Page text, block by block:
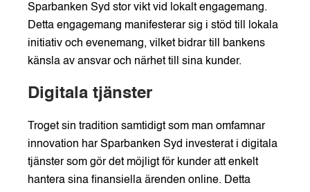
Sparbanken Syd stor vikt vid lokalt engagemang.
Detta engagemang manifesterar sig i stöd till lokala
initiativ och evenemang, vilket bidrar till bankens
känsla av ansvar och närhet till sina kunder.
Digitala tjänster
Troget sin tradition samtidigt som man omfamnar
innovation har Sparbanken Syd investerat i digitala
tjänster som gör det möjligt för kunder att enkelt
hantera sina finansiella ärenden online. Detta